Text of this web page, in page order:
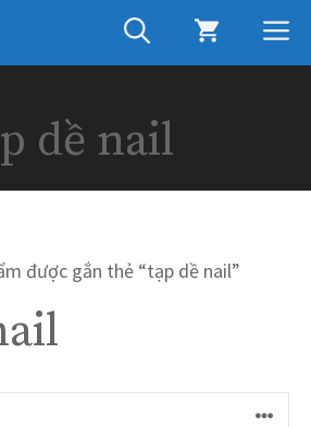
dề nail
được gắn thẻ “tạp dề nail”